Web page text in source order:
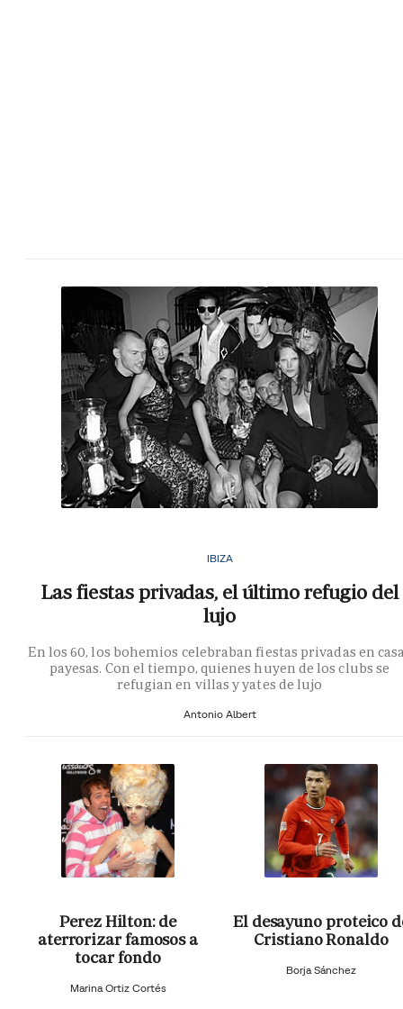
IBIZA
Las fiestas privadas, el último refugio del
lujo
En los 60, los bohemios celebraban fiestas privadas en
payesas. Con el tiempo, quienes huyen de los clubs se
refugian en villas y yates de lujo
Antonio Albert
Perez Hilton: de
aterrorizar famosos a
tocar fondo
Marina Ortiz Cortés
El desayuno proteico
Cristiano Ronaldo
Borja Sánchez